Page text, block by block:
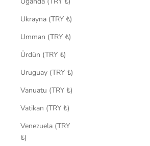
Ukrayna (TRY ₺)
Umman (TRY ₺)
Ürdün (TRY ₺)
Uruguay (TRY ₺)
Vanuatu (TRY ₺)
Vatikan (TRY ₺)
Venezuela (TRY
₺)